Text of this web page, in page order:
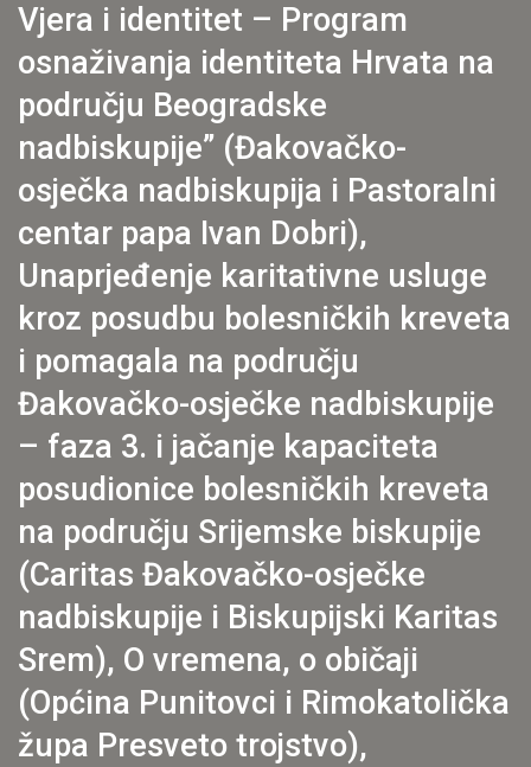
Vjera i identitet – Program
osnaživanja identiteta Hrvata na
području Beogradske
nadbiskupije” (Đakovačko-
osječka nadbiskupija i Pastoralni
centar papa Ivan Dobri),
Unaprjeđenje karitativne usluge
kroz posudbu bolesničkih kreveta
i pomagala na području
Đakovačko-osječke nadbiskupije
– faza 3. i jačanje kapaciteta
posudionice bolesničkih kreveta
na području Srijemske biskupije
(Caritas Đakovačko-osječke
nadbiskupije i Biskupijski Karitas
Srem), O vremena, o običaji
(Općina Punitovci i Rimokatolička
župa Presveto trojstvo),